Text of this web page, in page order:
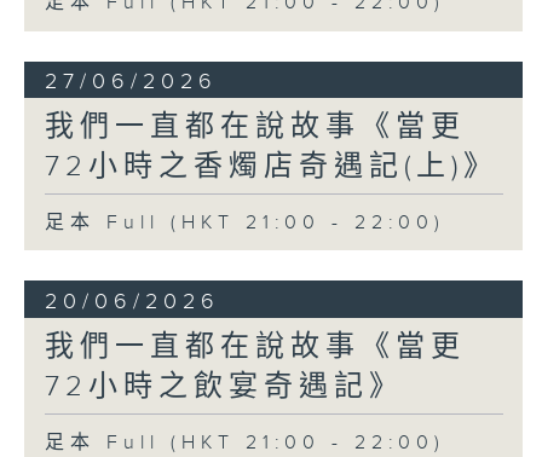
27/06/2026
我們一直都在說故事《當更
72小時之香燭店奇遇記(上)》
足本 Full (HKT 21:00 - 22:00)
20/06/2026
我們一直都在說故事《當更
72小時之飲宴奇遇記》
足本 Full (HKT 21:00 - 22:00)